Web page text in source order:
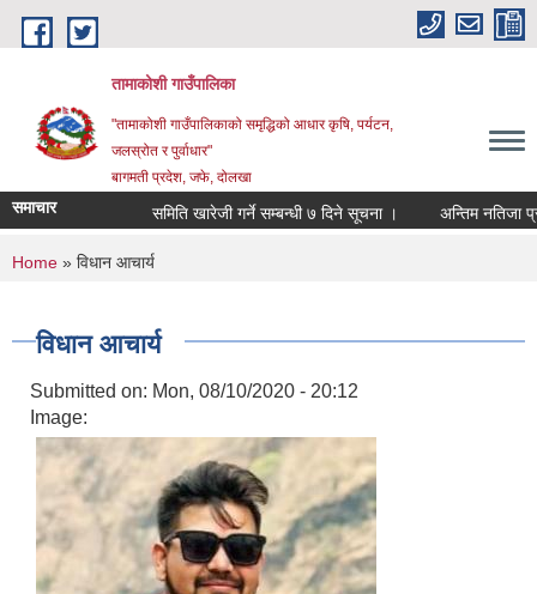
Skip to main content
तामाकोशी गाउँपालिका
"तामाकोशी गाउँपालिकाको समृद्धिको आधार कृषि, पर्यटन,
जलस्रोत र पुर्वाधार"
बागमती प्रदेश, जफे, दोलखा
समाचार समिति खारेजी गर्ने सम्बन्धी ७ दिने सूचना । अन्तिम नतिजा
You are here
Home » विधान आचार्य
विधान आचार्य
Submitted on: Mon, 08/10/2020 - 20:12
Image: